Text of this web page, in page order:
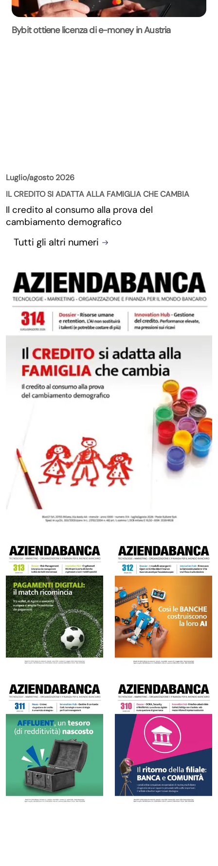
Bybit ottiene licenza di e-money in Austria
Luglio/agosto 2026
IL CREDITO SI ADATTA ALLA FAMIGLIA CHE CAMBIA
Il credito al consumo alla prova del
cambiamento demografico
Tutti gli altri numeri